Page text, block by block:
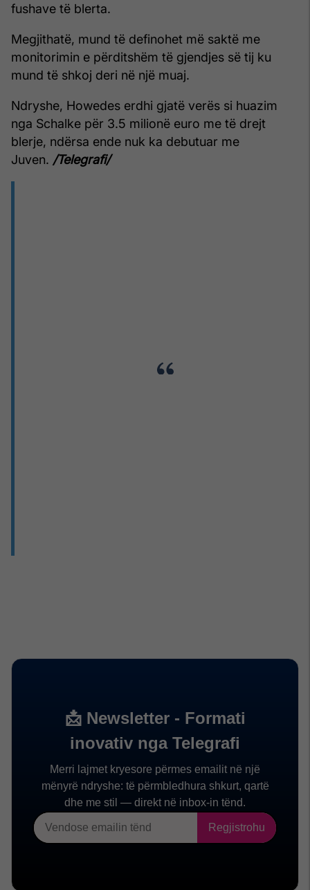
fushave të blerta.
Megjithatë, mund të definohet më saktë me
monitorimin e përditshëm të gjendjes së tij ku
mund të shkoj deri në një muaj.
Ndryshe, Howedes erdhi gjatë verës si huazim
nga Schalke për 3.5 milionë euro me të drejt
blerje, ndërsa ende nuk ka debutuar me
Juven. /Telegrafi/